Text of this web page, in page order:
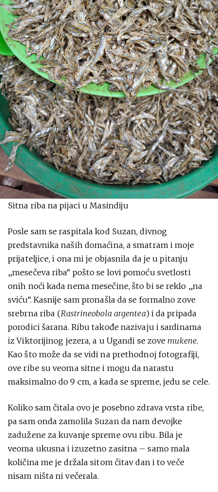
Sitna riba na pijaci u Masindiju
Posle sam se raspitala kod Suzan, divnog
predstavnika naših domaćina, a smatram i moje
prijateljice, i ona mi je objasnila da je u pitanju
„mesečeva riba“ pošto se lovi pomoću svetlosti
onih noći kada nema mesečine, što bi se reklo „na
sviću“. Kasnije sam pronašla da se formalno zove
srebrna riba (Rastrineobola argentea) i da pripada
porodici šarana. Ribu takođe nazivaju i sardinama
iz Viktorijinog jezera, a u Ugandi se zove mukene.
Kao što može da se vidi na prethodnoj fotografiji,
ove ribe su veoma sitne i mogu da narastu
maksimalno do 9 cm, a kada se spreme, jedu se cele.
Koliko sam čitala ovo je posebno zdrava vrsta ribe,
pa sam onda zamolila Suzan da nam devojke
zadužene za kuvanje spreme ovu ribu. Bila je
veoma ukusna i izuzetno zasitna – samo mala
količina me je držala sitom čitav dan i to veče
nisam ništa ni večerala.